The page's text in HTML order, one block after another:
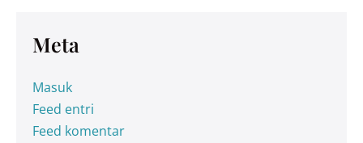
Meta
Masuk
Feed entri
Feed komentar